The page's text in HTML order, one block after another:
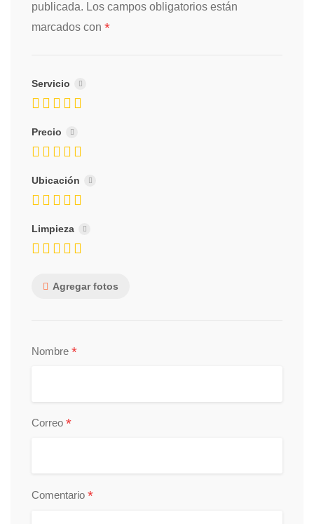
publicada. Los campos obligatorios están
marcados con *
Servicio
Precio
Ubicación
Limpieza
Agregar fotos
Nombre *
Correo *
Comentario *